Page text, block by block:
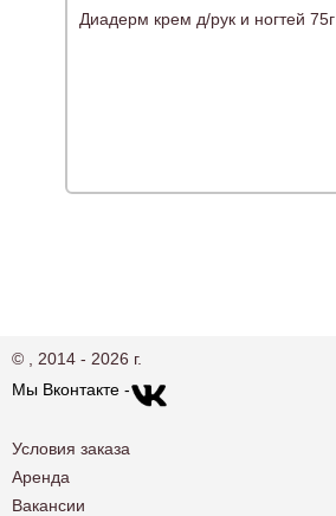
Диадерм крем д/рук и ногтей 75г
© , 2014 - 2026 г.
Мы Вконтакте -
Условия заказа
Аренда
Вакансии